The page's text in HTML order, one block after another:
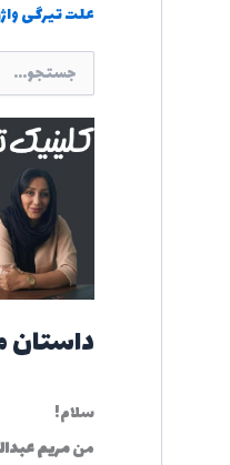
علت تیرگی
ج
و
سلام!
منمریم